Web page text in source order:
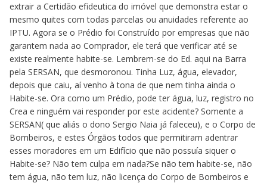
extrair a Certidão efideutica do imóvel que demonstra estar o
mesmo quites com todas parcelas ou anuidades referente ao
IPTU. Agora se o Prédio foi Construído por empresas que não
garantem nada ao Comprador, ele terá que verificar até se
existe realmente habite-se. Lembrem-se do Ed. aqui na Barra
pela SERSAN, que desmoronou. Tinha Luz, água, elevador,
depois que caiu, aí venho à tona de que nem tinha ainda o
Habite-se. Ora como um Prédio, pode ter água, luz, registro no
Crea e ninguém vai responder por este acidente? Somente a
SERSAN( que aliás o dono Sergio Naia já faleceu), e o Corpo de
Bombeiros, e estes Órgãos todos que permitiram adentrar
esses moradores em um Edifício que não possuía siquer o
Habite-se? Não tem culpa em nada?Se não tem habite-se, não
tem água, não tem luz, não licença do Corpo de Bombeiros e